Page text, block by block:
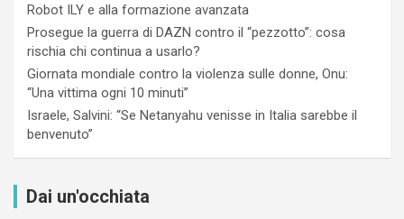
Robot ILY e alla formazione avanzata
Prosegue la guerra di DAZN contro il “pezzotto”: cosa
rischia chi continua a usarlo?
Giornata mondiale contro la violenza sulle donne, Onu:
“Una vittima ogni 10 minuti”
Israele, Salvini: “Se Netanyahu venisse in Italia sarebbe il
benvenuto”
Dai un'occhiata